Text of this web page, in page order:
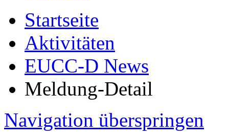
Startseite
Aktivitäten
EUCC-D News
Meldung-Detail
Navigation überspringen